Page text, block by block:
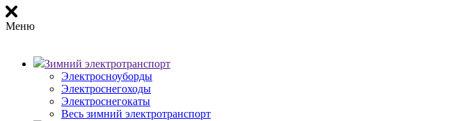
Меню
Зимний электротранспорт
Электросноуборды
Электроснегоходы
Электроснегокаты
Весь зимний электротранспорт